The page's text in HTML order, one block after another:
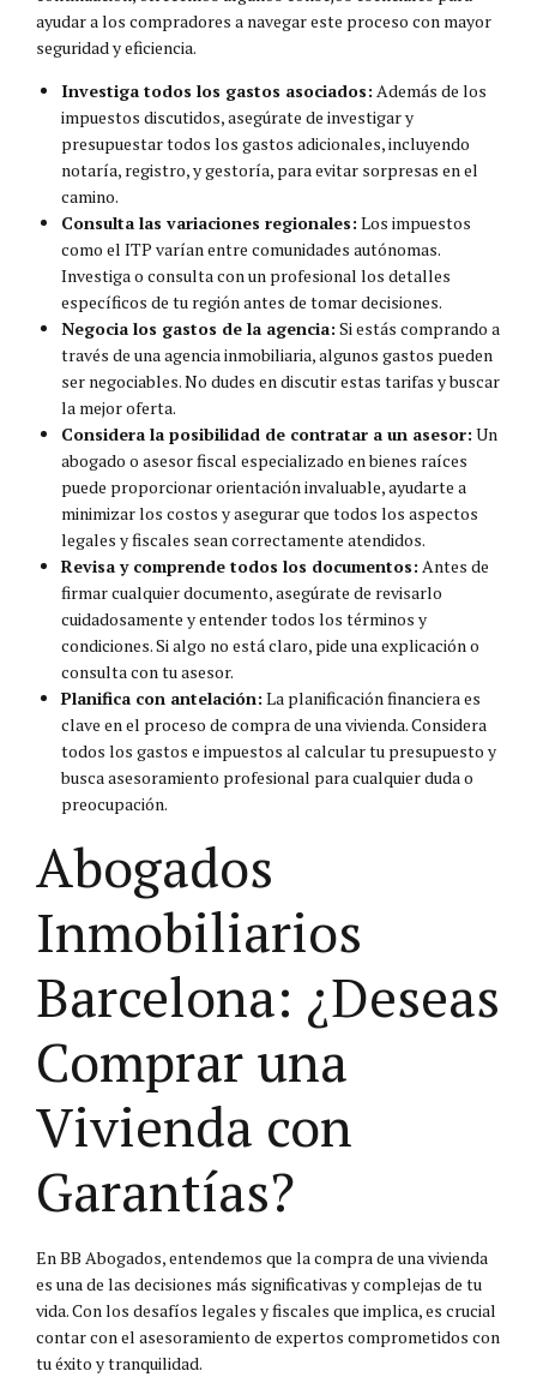
ayudar a los compradores a navegar este proceso con mayor
seguridad y eficiencia.
Investiga todos los gastos asociados: Además de los
impuestos discutidos, asegúrate de investigar y
presupuestar todos los gastos adicionales, incluyendo
notaría, registro, y gestoría, para evitar sorpresas en el
camino.
Consulta las variaciones regionales: Los impuestos
como el ITP varían entre comunidades autónomas.
Investiga o consulta con un profesional los detalles
específicos de tu región antes de tomar decisiones.
Negocia los gastos de la agencia: Si estás comprando a
través de una agencia inmobiliaria, algunos gastos pueden
ser negociables. No dudes en discutir estas tarifas y buscar
la mejor oferta.
Considera la posibilidad de contratar a un asesor: Un
abogado o asesor fiscal especializado en bienes raíces
puede proporcionar orientación invaluable, ayudarte a
minimizar los costos y asegurar que todos los aspectos
legales y fiscales sean correctamente atendidos.
Revisa y comprende todos los documentos: Antes de
firmar cualquier documento, asegúrate de revisarlo
cuidadosamente y entender todos los términos y
condiciones. Si algo no está claro, pide una explicación o
consulta con tu asesor.
Planifica con antelación: La planificación financiera es
clave en el proceso de compra de una vivienda. Considera
todos los gastos e impuestos al calcular tu presupuesto y
busca asesoramiento profesional para cualquier duda o
preocupación.
Abogados
Inmobiliarios
Barcelona: ¿Deseas
Comprar una
Vivienda con
Garantías?
En BB Abogados, entendemos que la compra de una vivienda
es una de las decisiones más significativas y complejas de tu
vida. Con los desafíos legales y fiscales que implica, es crucial
contar con el asesoramiento de expertos comprometidos con
tu éxito y tranquilidad.